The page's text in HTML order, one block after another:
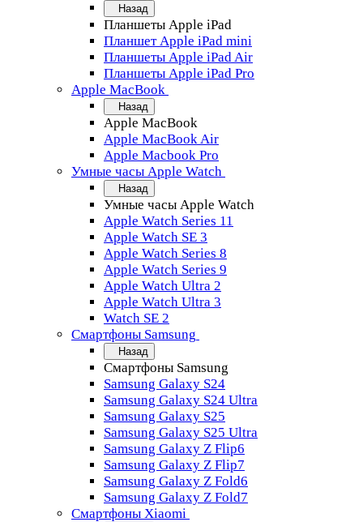
Назад
Планшеты Apple iPad
Планшет Apple iPad mini
Планшеты Apple iPad Air
Планшеты Apple iPad Pro
Apple MacBook
Назад
Apple MacBook
Apple MacBook Air
Apple Macbook Pro
Умные часы Apple Watch
Назад
Умные часы Apple Watch
Apple Watch Series 11
Apple Watch SE 3
Apple Watch Series 8
Apple Watch Series 9
Apple Watch Ultra 2
Apple Watch Ultra 3
Watch SE 2
Смартфоны Samsung
Назад
Смартфоны Samsung
Samsung Galaxy S24
Samsung Galaxy S24 Ultra
Samsung Galaxy S25
Samsung Galaxy S25 Ultra
Samsung Galaxy Z Flip6
Samsung Galaxy Z Flip7
Samsung Galaxy Z Fold6
Samsung Galaxy Z Fold7
Смартфоны Xiaomi